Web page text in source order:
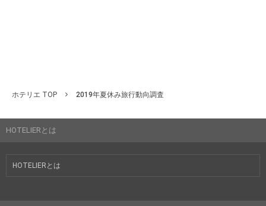
ホテリエ TOP 2019年夏休み旅行動向調査
HOTELIERとは
HOTELIERとは